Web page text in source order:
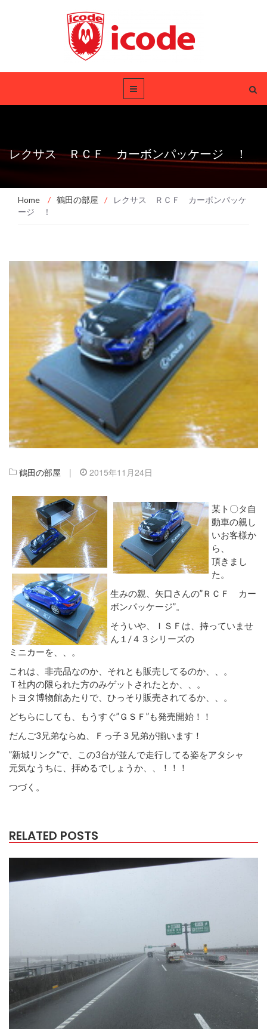
レクサス ＲＣＦ カーボンパッケージ ！
Home / 鶴田の部屋 /
レクサス ＲＣＦ カーボンパッケ
ージ ！
鶴田の部屋 | 2015年11月24日
某ト〇タ自
動車の親し
いお客様か
ら、
頂きまし
た。
生みの親、矢口さんの”ＲＣＦ カー
ボンパッケージ”。
そういや、ＩＳＦは、持っていませ
ん１/４３シリーズの
ミニカーを、、。
これは、非売品なのか、それとも販売してるのか、、。
Ｔ社内の限られた方のみゲットされたとか、、。
トヨタ博物館あたりで、ひっそり販売されてるか、、。
どちらにしても、もうすぐ”ＧＳＦ”も発売開始！！
だんご3兄弟ならぬ、Ｆっ子３兄弟が揃います！
”新城リンク”で、この3台が並んで走行してる姿をアタシャ
元気なうちに、拝めるでしょうか、、！！！
つづく。
RELATED POSTS